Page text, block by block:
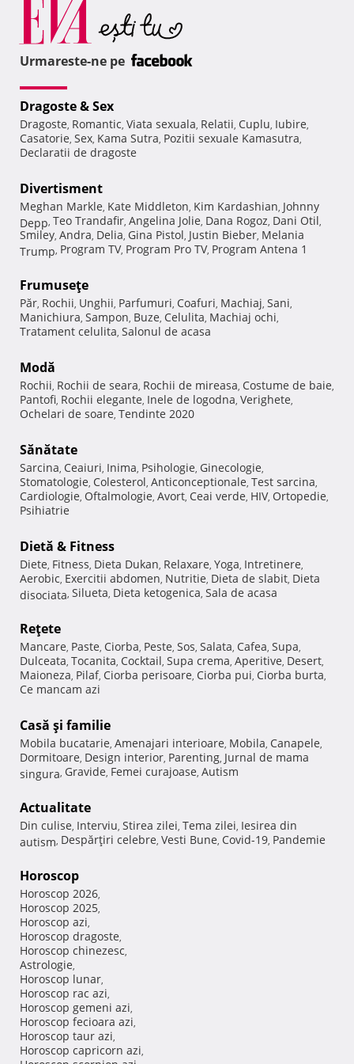
Urmareste-ne pe
Dragoste & Sex
Dragoste, Romantic, Viata sexuala, Relatii, Cuplu, Iubire,
Casatorie, Sex, Kama Sutra, Pozitii sexuale Kamasutra,
Declaratii de dragoste
Divertisment
Meghan Markle, Kate Middleton, Kim Kardashian, Johnny
Depp, Teo Trandafir, Angelina Jolie, Dana Rogoz, Dani Otil,
Smiley, Andra, Delia, Gina Pistol, Justin Bieber, Melania
Trump, Program TV, Program Pro TV, Program Antena 1
Frumuseţe
Păr, Rochii, Unghii, Parfumuri, Coafuri, Machiaj, Sani,
Manichiura, Sampon, Buze, Celulita, Machiaj ochi,
Tratament celulita, Salonul de acasa
Modă
Rochii, Rochii de seara, Rochii de mireasa, Costume de baie,
Pantofi, Rochii elegante, Inele de logodna, Verighete,
Ochelari de soare, Tendinte 2020
Sănătate
Sarcina, Ceaiuri, Inima, Psihologie, Ginecologie,
Stomatologie, Colesterol, Anticonceptionale, Test sarcina,
Cardiologie, Oftalmologie, Avort, Ceai verde, HIV, Ortopedie,
Psihiatrie
Dietă & Fitness
Diete, Fitness, Dieta Dukan, Relaxare, Yoga, Intretinere,
Aerobic, Exercitii abdomen, Nutritie, Dieta de slabit, Dieta
disociata, Silueta, Dieta ketogenica, Sala de acasa
Reţete
Mancare, Paste, Ciorba, Peste, Sos, Salata, Cafea, Supa,
Dulceata, Tocanita, Cocktail, Supa crema, Aperitive, Desert,
Maioneza, Pilaf, Ciorba perisoare, Ciorba pui, Ciorba burta,
Ce mancam azi
Casă şi familie
Mobila bucatarie, Amenajari interioare, Mobila, Canapele,
Dormitoare, Design interior, Parenting, Jurnal de mama
singura, Gravide, Femei curajoase, Autism
Actualitate
Din culise, Interviu, Stirea zilei, Tema zilei, Iesirea din
autism, Despărţiri celebre, Vesti Bune, Covid-19, Pandemie
Horoscop
Horoscop 2026,
Horoscop 2025,
Horoscop azi,
Horoscop dragoste,
Horoscop chinezesc,
Astrologie,
Horoscop lunar,
Horoscop rac azi,
Horoscop gemeni azi,
Horoscop fecioara azi,
Horoscop taur azi,
Horoscop capricorn azi,